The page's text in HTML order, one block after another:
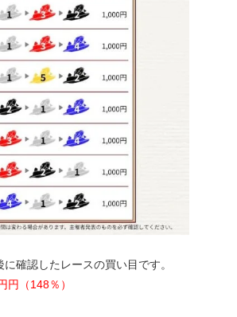
確認したレースの買い目です。
（148％）